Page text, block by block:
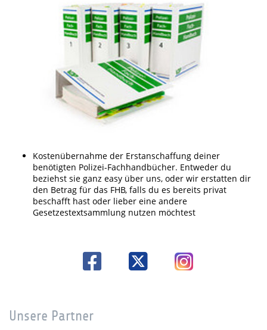
Kostenübernahme der Erstanschaffung deiner
benötigten Polizei-Fachhandbücher. Entweder du
beziehst sie ganz easy über uns, oder wir erstatten dir
den Betrag für das FHB, falls du es bereits privat
beschafft hast oder lieber eine andere
Gesetzestextsammlung nutzen möchtest
Unsere Partner